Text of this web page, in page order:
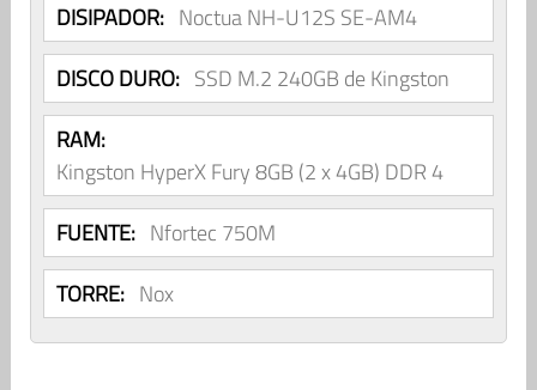
DISIPADOR: Noctua NH-U12S SE-AM4
DISCO DURO: SSD M.2 240GB de Kingston
RAM:
Kingston HyperX Fury 8GB (2 x 4GB) DDR 4
FUENTE: Nfortec 750M
TORRE: Nox